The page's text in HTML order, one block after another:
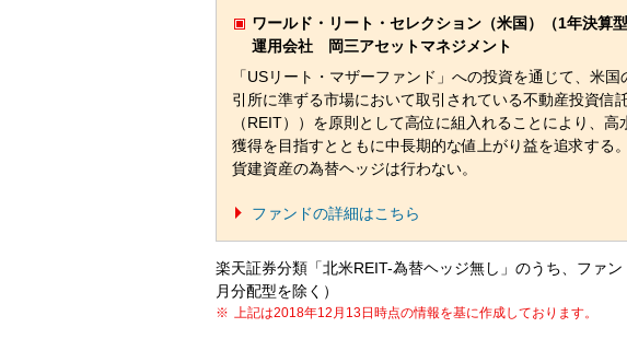
ワールド・リート・セレクション（米国）（1年決算型
運用会社 岡三アセットマネジメント
「USリート・マザーファンド」への投資を通じて、米国
引所に準ずる市場において取引されている不動産投資信
（REIT））を原則として高位に組入れることにより、高
獲得を目指すとともに中長期的な値上がり益を追求する
貨建資産の為替ヘッジは行わない。
ファンドの詳細はこちら
楽天証券分類「北米REIT-為替ヘッジ無し」のうち、ファ
月分配型を除く）
上記は2018年12月13日時点の情報を基に作成しております。